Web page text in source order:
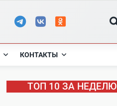
КОНТАКТЫ
ТОП 10 ЗА НЕДЕЛЮ